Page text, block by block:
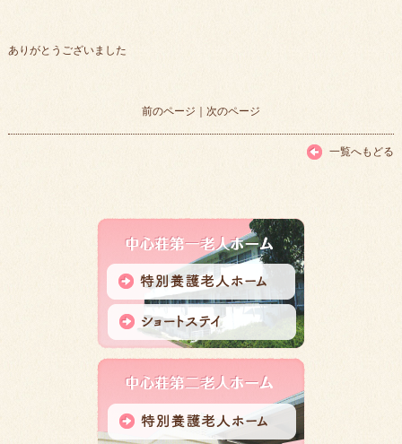
ありがとうございました
前のページ ｜ 次のページ
一覧へもどる